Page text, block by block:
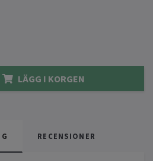
LÄGG I KORGEN
RECENSIONER